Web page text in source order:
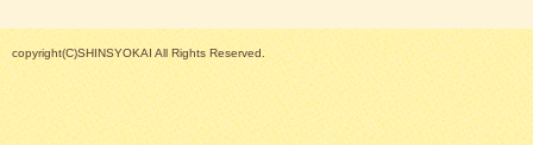
copyright(C)SHINSYOKAI All Rights Reserved.